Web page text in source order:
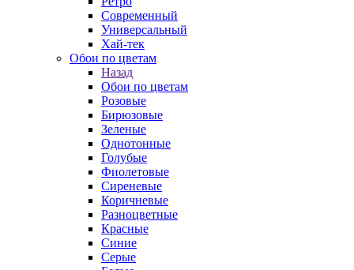
Современный
Универсальный
Хай-тек
Обои по цветам
Назад
Обои по цветам
Розовые
Бирюзовые
Зеленые
Однотонные
Голубые
Фиолетовые
Сиреневые
Коричневые
Разноцветные
Красные
Синие
Серые